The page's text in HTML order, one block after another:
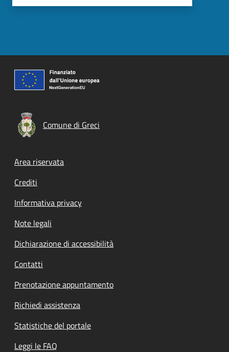
Comune di Greci
Footer menu
Area riservata
Crediti
Informativa privacy
Note legali
Dichiarazione di accessibilità
Contatti
Prenotazione appuntamento
Richiedi assistenza
Statistiche del portale
Leggi le FAQ